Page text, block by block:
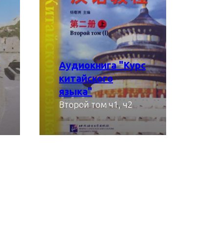
Аудиокнига "Курс
китайского
языка"
Второй том ч1, ч2
скачать